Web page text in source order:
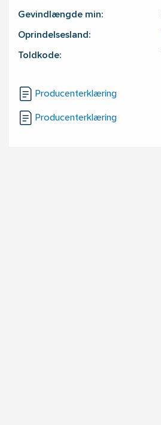
Gevindlængde min:
Oprindelsesland:
Toldkode:
Producenterklæring
Producenterklæring